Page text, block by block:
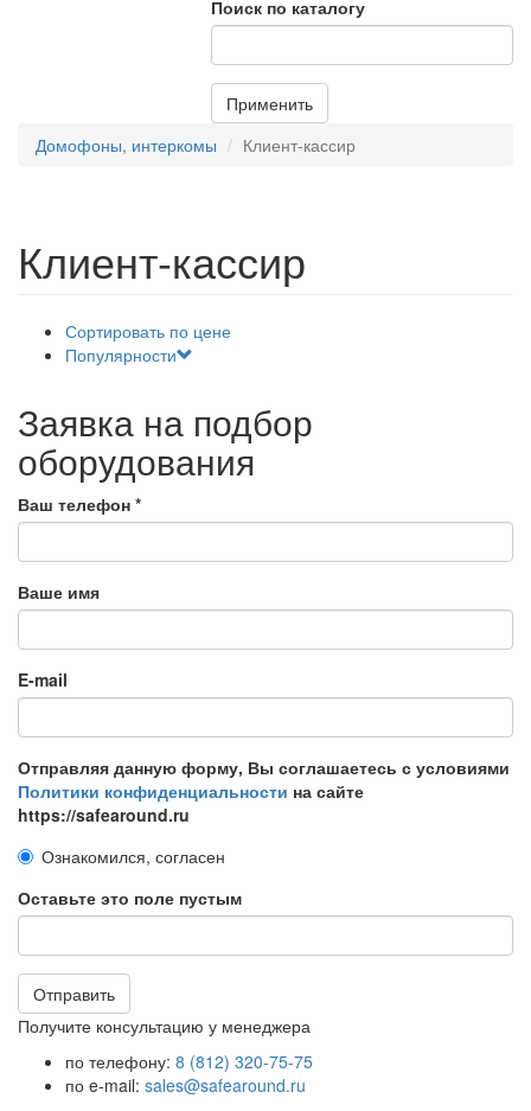
Поиск по каталогу
Применить
Домофоны, интеркомы
Клиент-кассир
Клиент-кассир
Сортировать по цене
Популярности
Заявка на подбор
оборудования
Ваш телефон *
Ваше имя
E-mail
Отправляя данную форму, Вы соглашаетесь с условиями
Политики конфиденциальности на сайте
https://safearound.ru
Ознакомился, согласен
Оставьте это поле пустым
Отправить
Получите консультацию у менеджера
по телефону: 8 (812) 320-75-75
по e-mail: sales@safearound.ru